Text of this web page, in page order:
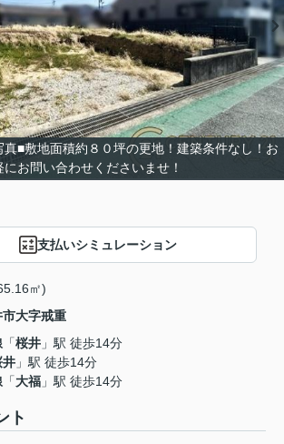
真■敷地面積約８０坪の更地！建築条件なし！お
にお問い合わせくださいませ！
支払いシミュレーション
㎡)
市大字戒重
「桜井 」駅 徒歩14分
井 」駅 徒歩14分
「大福 」駅 徒歩14分
ト